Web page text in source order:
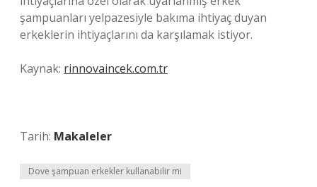
şampuanları yelpazesiyle bakıma ihtiyaç duyan
erkeklerin ihtiyaçlarını da karşılamak istiyor.
Kaynak: rinnovaincek.com.tr
Tarih: Makaleler
Dove şampuan erkekler kullanabilir mi